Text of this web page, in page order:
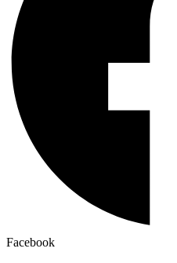
Facebook